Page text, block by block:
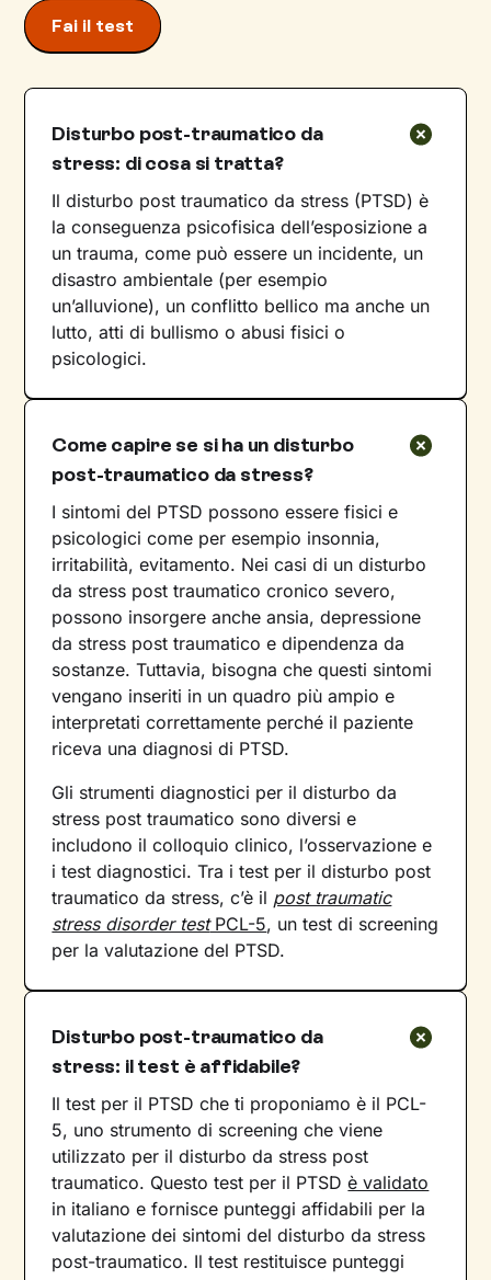
Fai il test
Disturbo post-traumatico da
stress: di cosa si tratta?
Il disturbo post traumatico da stress (PTSD) è
la conseguenza psicofisica dell’esposizione a
un trauma, come può essere un incidente, un
disastro ambientale (per esempio
un’alluvione), un conflitto bellico ma anche un
lutto, atti di bullismo o abusi fisici o
psicologici.
Come capire se si ha un disturbo
post-traumatico da stress?
I sintomi del PTSD possono essere fisici e
psicologici come per esempio insonnia,
irritabilità, evitamento. Nei casi di un disturbo
da stress post traumatico cronico severo,
possono insorgere anche ansia, depressione
da stress post traumatico e dipendenza da
sostanze. Tuttavia, bisogna che questi sintomi
vengano inseriti in un quadro più ampio e
interpretati correttamente perché il paziente
riceva una diagnosi di PTSD.
Gli strumenti diagnostici per il disturbo da
stress post traumatico sono diversi e
includono il colloquio clinico, l’osservazione e
i test diagnostici. Tra i test per il disturbo post
traumatico da stress, c’è il post traumatic
stress disorder testPCL-5, un test di screening
per la valutazione del PTSD.
Disturbo post-traumatico da
stress: il test è affidabile?
Il test per il PTSD che ti proponiamo è il PCL-
5, uno strumento di screening che viene
utilizzato per il disturbo da stress post
traumatico. Questo test per il PTSDè validato
in italiano e fornisce punteggi affidabili per la
valutazione dei sintomi del disturbo da stress
post-traumatico. Il test restituisce punteggi